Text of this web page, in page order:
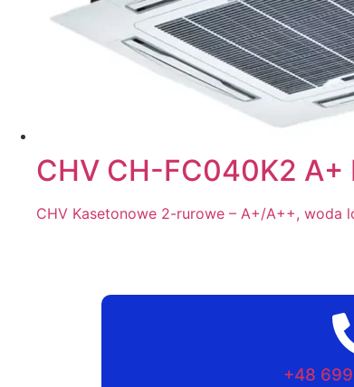
CHV CH-FC040K2 A+
CHV Kasetonowe 2-rurowe – A+/A++, woda
+48